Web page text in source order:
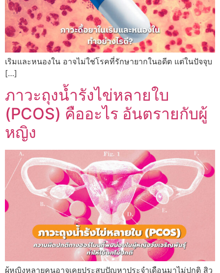
เริมและหนองใน อาจไม่ใช่โรคที่รักษายากในอดีต แต่ในปัจจุบ
[…]
ภาวะถุงน้ำรังไข่หลายใบ
(PCOS) คืออะไร อันตรายกับผู้
หญิง
ผู้หญิงหลายคนอาจเคยประสบปัญหาประจำเดือนมาไม่ปกติ สิว